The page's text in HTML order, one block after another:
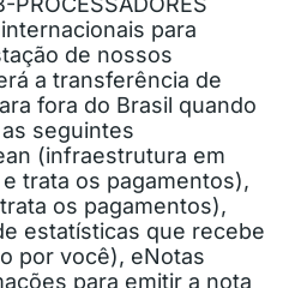
para
de nossos
a transferência de
fora do Brasil quando
seguintes
(infraestrutura em
trata os pagamentos),
os pagamentos),
estatísticas que recebe
por você), eNotas
para emitir a nota